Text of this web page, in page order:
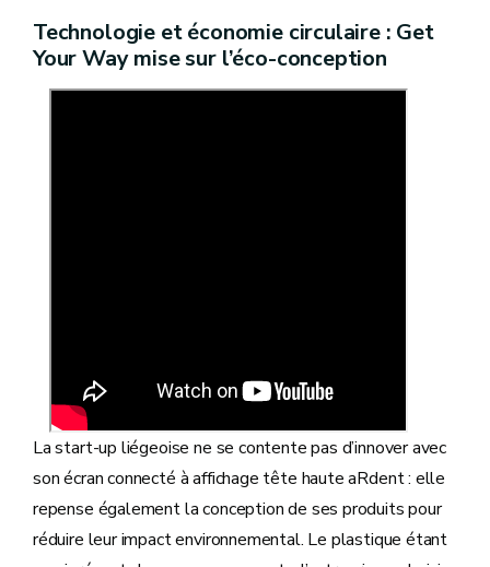
Technologie et économie circulaire : Get
Your Way mise sur l’éco-conception
La start-up liégeoise ne se contente pas d’innover avec
son écran connecté à affichage tête haute aRdent : elle
repense également la conception de ses produits pour
réduire leur impact environnemental. Le plastique étant